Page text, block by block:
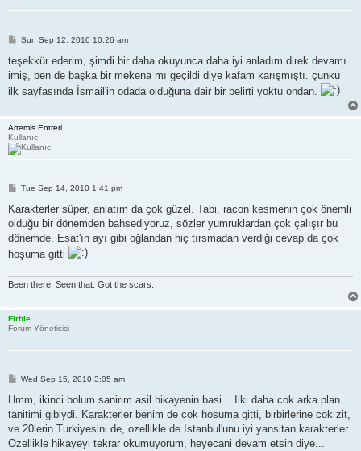
P
s
t
Sun Sep 12, 2010 10:26 am
teşekkür ederim, şimdi bir daha okuyunca daha iyi anladım direk devamı
imiş, ben de başka bir mekena mı geçildi diye kafam karışmıştı. çünkü
ilk sayfasında İsmail'in odada olduğuna dair bir belirti yoktu ondan.
Artemis Entreri
Kullanıcı
P
s
Tue Sep 14, 2010 1:41 pm
Karakterler süper, anlatım da çok güzel. Tabi, racon kesmenin çok önemli
olduğu bir dönemden bahsediyoruz, sözler yumruklardan çok çalışır bu
dönemde. Esat'ın ayı gibi oğlandan hiç tırsmadan verdiği cevap da çok
hoşuma gitti
Been there. Seen that. Got the scars.
Firble
Forum Yöneticisi
P
s
Wed Sep 15, 2010 3:05 am
Hmm, ikinci bolum sanirim asil hikayenin basi... Ilki daha cok arka plan
tanitimi gibiydi. Karakterler benim de cok hosuma gitti, birbirlerine cok zit,
ve 20lerin Turkiyesini de, ozellikle de Istanbul'unu iyi yansitan karakterler.
Ozellikle hikayeyi tekrar okumuyorum, heyecani devam etsin diye...